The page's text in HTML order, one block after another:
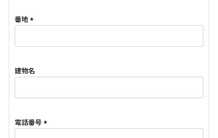
番地
必
)
建物名
電話番号